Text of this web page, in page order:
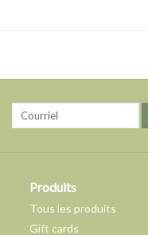
Produits
Tous les produits
Gift cards